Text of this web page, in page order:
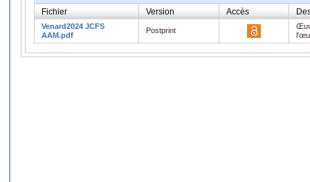
Fichier Version Accès
Venard2024 JCFS
AAM.pdf
Postprint